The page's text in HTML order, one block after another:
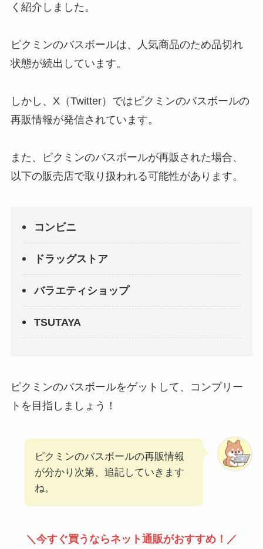
く紹介しました。
ピクミンのバスボールは、人気商品のため品切れ
状態が続出しています。
しかし、X（Twitter）ではピクミンのバスボールの
再販情報が発信されています。
また、ピクミンのバスボールが再販された場合、
以下の販売店で取り扱われる可能性があります。
コンビニ
ドラッグストア
バラエティショップ
TSUTAYA
ピクミンのバスボールをゲットして、コンプリー
トを目指しましょう！
ピクミンのバスボールの再販情報
が分かり次第、追記していきます
ね。
＼今すぐ買うならネット通販がおすすめ！／